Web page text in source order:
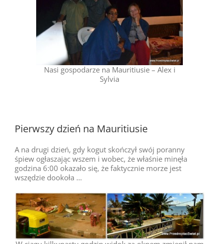
Nasi gospodarze na Mauritiusie – Alex i
Sylvia
Pierwszy dzień na Mauritiusie
A na drugi dzień, gdy kogut skończył swój poranny
śpiew ogłaszając wszem i wobec, że właśnie minęła
godzina 6:00 okazało się, że faktycznie morze jest
wszędzie dookoła …